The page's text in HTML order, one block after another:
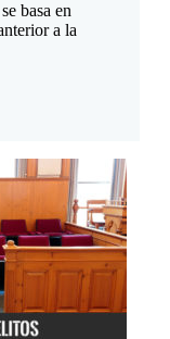
basa en
a la